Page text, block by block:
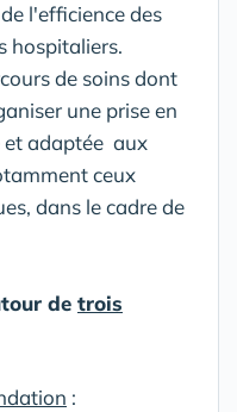
l'efficience des
hospitaliers.
de soins dont
une prise en
et adaptée aux
ceux
dans le cadre de
de trois
: